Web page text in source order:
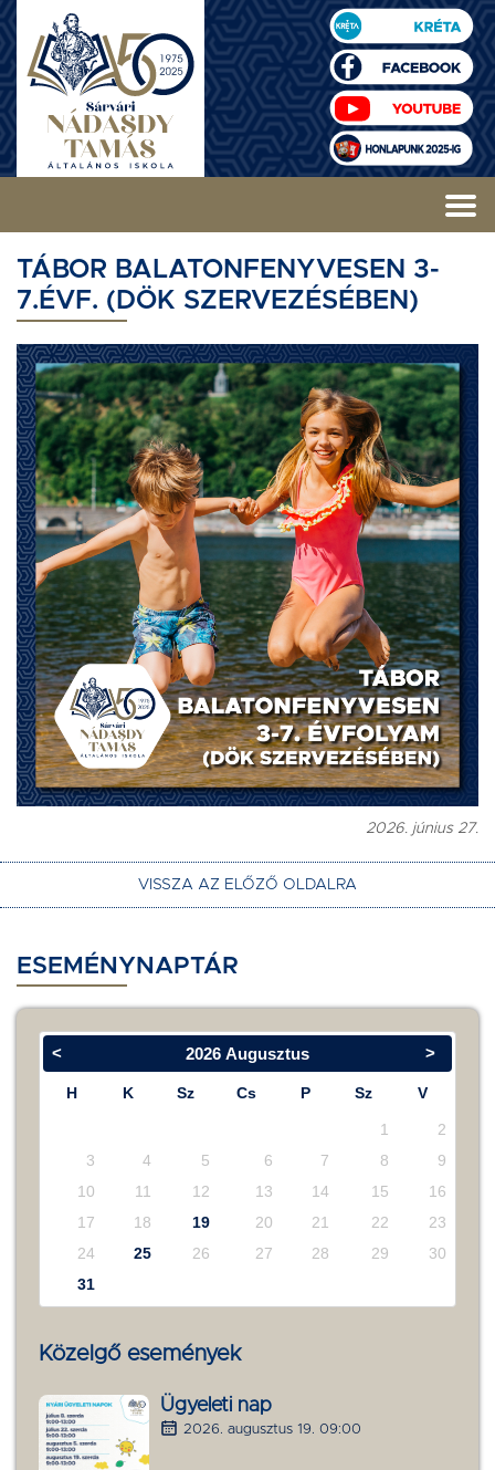
TÁBOR BALATONFENYVESEN 3-
7.ÉVF. (DÖK SZERVEZÉSÉBEN)
2026. június 27.
VISSZA AZ ELŐZŐ OLDALRA
ESEMÉNYNAPTÁR
< >
2026 Augusztus
H K Sz Cs P Sz V
1
2
3
4 5 6 7 8
9
10
11 12 13 14 15
16
17
18 19 20 21 22
23
24
25 26 27 28 29
30
31
Közelgő események
Ügyeleti nap
2026. augusztus 19. 09:00